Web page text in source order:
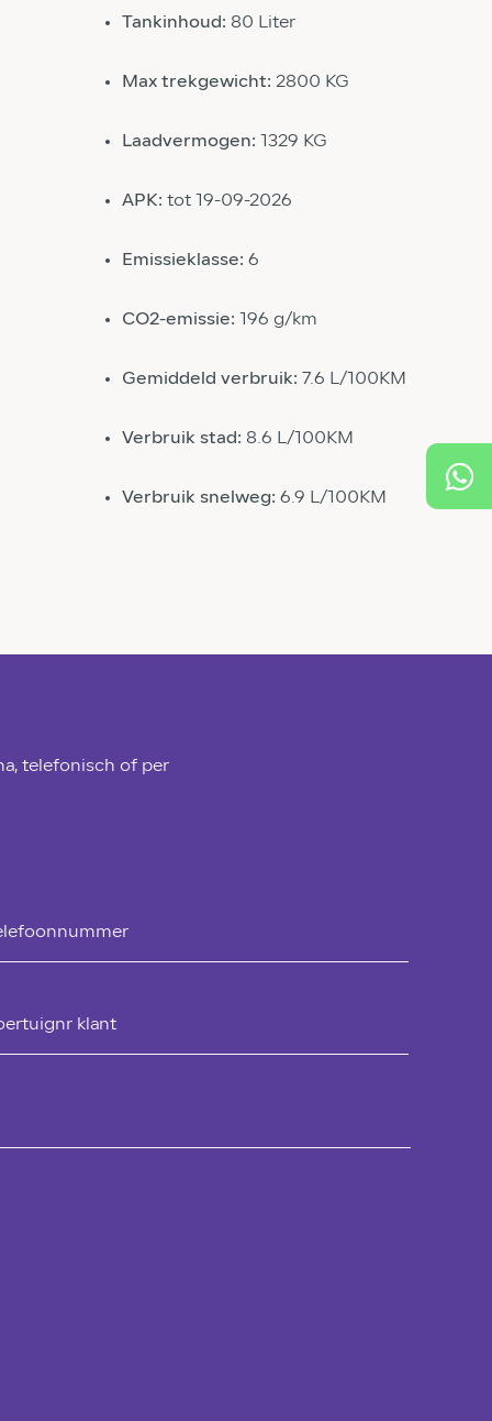
Tankinhoud: 80 Liter
Max trekgewicht:2800 KG
Laadvermogen: 1329 KG
APK:tot 19-09-2026
Emissieklasse:6
CO2-emissie: 196 g/km
Gemiddeld verbruik: 7.6 L/100KM
Verbruik stad: 8.6 L/100KM
Verbruik snelweg:6.9 L/100KM
telefonisch of per
klant